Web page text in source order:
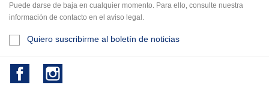
Puede darse de baja en cualquier momento. Para ello, consulte nuestra
información de contacto en el aviso legal.
Quiero suscribirme al boletín de noticias
Facebook